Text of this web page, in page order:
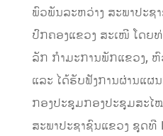
ພົວພັນລະຫວ່າງ ສະພາປະຊ
ປົກຄອງແຂວງ ສະເໜີ ໂດຍ
ລັກ ກໍາມະການພັກແຂວງ,
ແລະ ໄດ້ຮັບຟັງການຜ່ານແຜ
ກອງປະຊຸມກອງປະຊຸມສະໄ
ສະພາປະຊາຊົນແຂວງ ຊຸດທີ